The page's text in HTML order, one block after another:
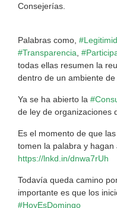
Consejerías.
Palabras como,
#Transparencia
todas ellas resumen la
dentro de un ambiente de
Ya se ha abierto la
de ley de organizaciones
Es el momento de que las
tomen la palabra y hagan
https://lnkd.in/dnwa7rUh
Todavía queda camino
importante es que los
#HoyEsDomingo